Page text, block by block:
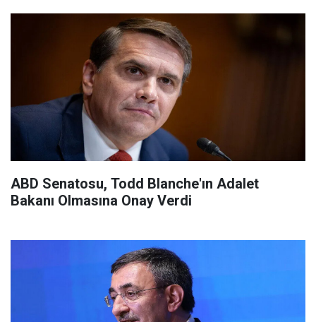
ABD Senatosu, Todd Blanche'ın Adalet
Bakanı Olmasına Onay Verdi